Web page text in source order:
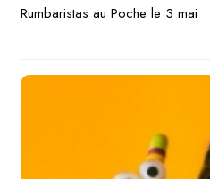
Rumbaristas au Poche le 3 mai